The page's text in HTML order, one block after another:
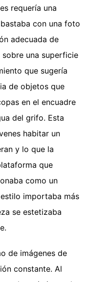
requería una
con una foto
adecuada de
una superficie
que sugería
de objetos que
en el encuadre
del grifo. Esta
habitar un
y lo que la
que
como un
importaba más
se estetizaba
de imágenes de
constante. Al